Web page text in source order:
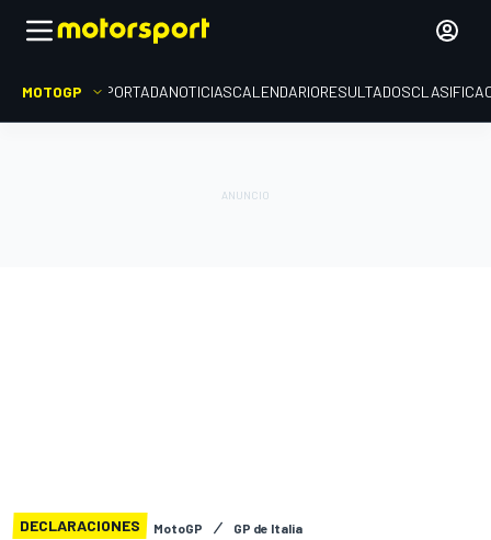
MOTOGP PORTADANOTICIASCALENDARIORESULTADOS
DECLARACIONES MotoGP GP de Italia